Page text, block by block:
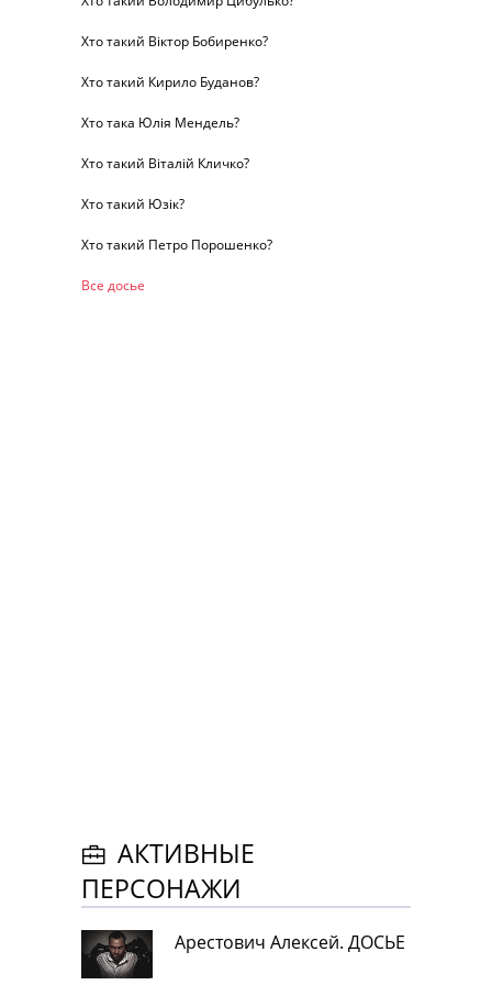
Хто такий Віктор Бобиренко?
Хто такий Кирило Буданов?
Хто така Юлія Мендель?
Хто такий Віталій Кличко?
Хто такий Юзік?
Хто такий Петро Порошенко?
Все досье
АКТИВНЫЕ
ПЕРСОНАЖИ
Арестович Алексей. ДОСЬЕ